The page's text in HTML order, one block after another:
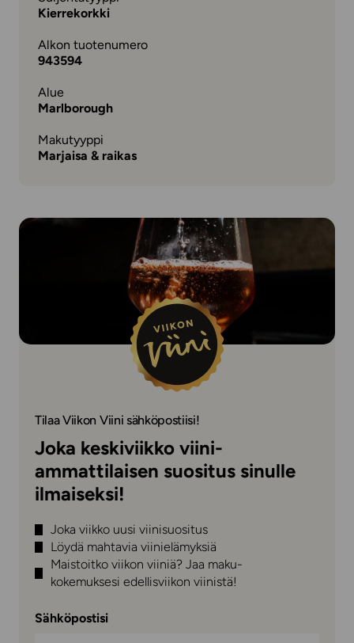
Kierrekorkki
Alkon tuotenumero
943594
Alue
Marlborough
Makutyyppi
Marjaisa & raikas
Tilaa Viikon Viini sähköpostiisi!
Joka keskiviikko viini-
ammattilaisen suositus sinulle
ilmaiseksi!
Joka viikko uusi viinisuositus
Löydä mahtavia viinielämyksiä
Maistoitko viikon viiniä? Jaa maku-
kokemuksesi edellisviikon viinistä!
Sähköpostisi